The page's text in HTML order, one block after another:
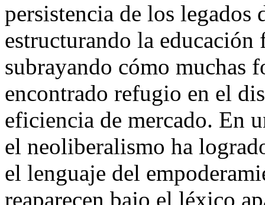
persistencia de los legados
estructurando la
subrayando cómo muchas
encontrado refugio en el
eficiencia de mercado. En
el neoliberalismo ha
el lenguaje del
reaparecen bajo el léxico